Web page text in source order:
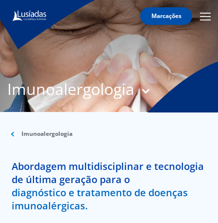
Marcações
Lusíadas
Hospitais
e
Clínicas
Clínico
Acordos
Imunoalergologia
Imunoalergologia
Abordagem multidisciplinar e tecnologia
de última geração para o
diagnóstico e tratamento de doenças
imunoalérgicas.